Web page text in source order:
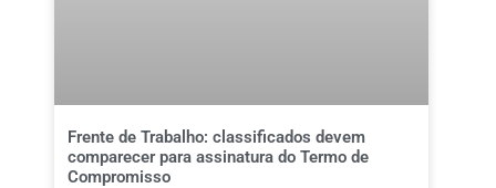
Frente de Trabalho: classificados devem
comparecer para assinatura do Termo de
Compromisso